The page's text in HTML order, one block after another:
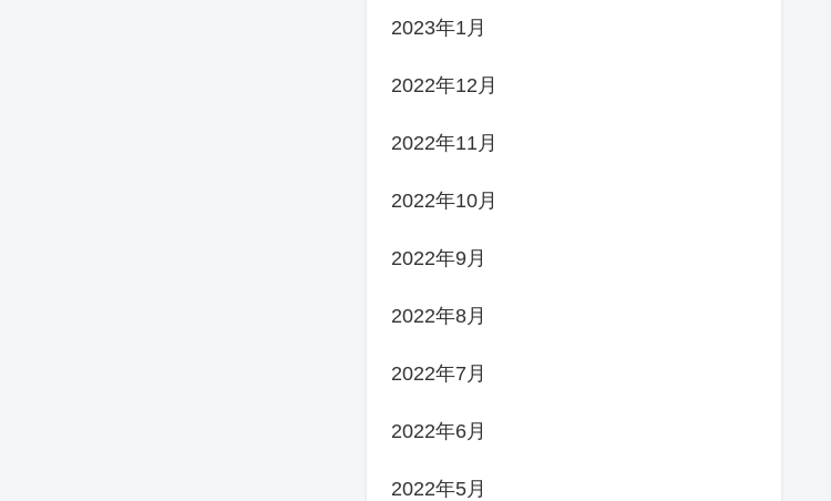
2023年1月
2022年12月
2022年11月
2022年10月
2022年9月
2022年8月
2022年7月
2022年6月
2022年5月